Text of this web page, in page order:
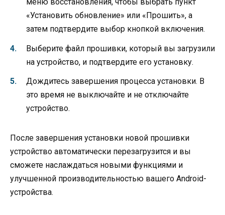
меню восстановления, чтобы выбрать пункт
«Установить обновление» или «Прошить», а
затем подтвердите выбор кнопкой включения.
Выберите файл прошивки, который вы загрузили
на устройство, и подтвердите его установку.
Дождитесь завершения процесса установки. В
это время не выключайте и не отключайте
устройство.
После завершения установки новой прошивки
устройство автоматически перезагрузится и вы
сможете наслаждаться новыми функциями и
улучшенной производительностью вашего Android-
устройства.